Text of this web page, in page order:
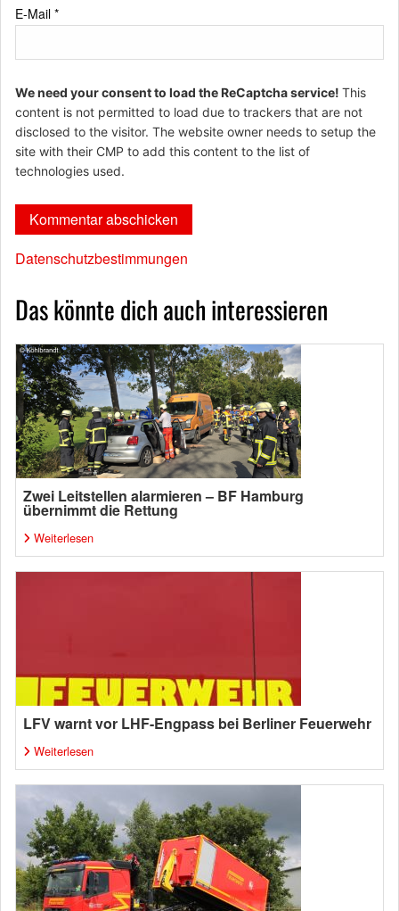
E-Mail *
We need your consent to load the ReCaptcha service! This
content is not permitted to load due to trackers that are not
disclosed to the visitor. The website owner needs to setup the
site with their CMP to add this content to the list of
technologies used.
Datenschutzbestimmungen
Das könnte dich auch interessieren
Zwei Leitstellen alarmieren – BF Hamburg
übernimmt die Rettung
Weiterlesen
LFV warnt vor LHF-Engpass bei Berliner Feuerwehr
Weiterlesen